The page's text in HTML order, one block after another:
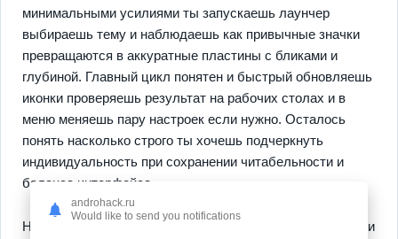
минимальными усилиями ты запускаешь лаунчер
выбираешь тему и наблюдаешь как привычные значки
превращаются в аккуратные пластины с бликами и
глубиной. Главный цикл понятен и быстрый обновляешь
иконки проверяешь результат на рабочих столах и в
меню меняешь пару настроек если нужно. Осталось
понять насколько строго ты хочешь подчеркнуть
индивидуальность при сохранении читабельности и
баланса интерфейса.
Набор предлагает стеклянный дизайн
аккуратные обои
androhack.ru
Would like to send you notifications